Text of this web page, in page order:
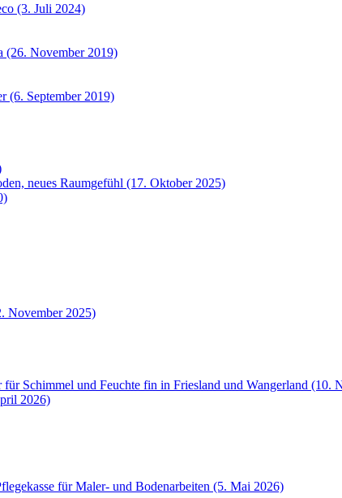
(3. Juli 2024)
(26. November 2019)
(6. September 2019)
neues Raumgefühl (17. Oktober 2025)
November 2025)
Schimmel und Feuchte fin in Friesland und Wangerland (10.
2026)
für Maler- und Bodenarbeiten (5. Mai 2026)